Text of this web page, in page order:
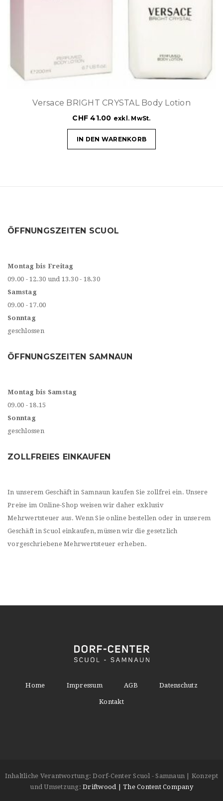
Versace BRIGHT CRYSTAL Body Lotion
CHF 41.00 exkl. MwSt.
IN DEN WARENKORB
ÖFFNUNGSZEITEN SCUOL
Montag bis Freitag
09.00 - 12.30 und 13.30 - 18.30
Samstag
09.00 - 17.00
Sonntag
geschlossen
ÖFFNUNGSZEITEN SAMNAUN
Montag bis Samstag
09.00 - 18.15
Sonntag
geschlossen
ZOLLFREIES EINKAUFEN
In unserem Geschäft in Samnaun kaufen Sie zollfrei ein. Unsere
Preise im Online-Shop weisen wir daher exklusiv
Mehrwertsteuer aus. Wenn Sie online bestellen oder in unserem
Geschäft in Scuol einkaufen, müssen wir die gesetzlich
vorgeschriebene Mehrwertsteuer erheben.
Home Impressum AGB Datenschutz
Kontakt
Inhaltliche Verantwortung: Dorf-Center Scuol - Samnaun | Konzept
und Umsetzung: Driftwood | The Content Company